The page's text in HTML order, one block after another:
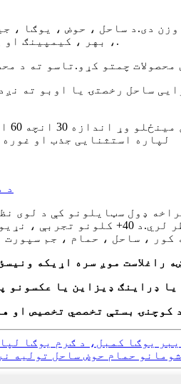
دی.د ساحل ، حوض ، یوګا ،
، بهر ، کیمپینګ او پیدل سفر لپاره مناسب.
ساحل رخصتۍ یا اوبو ته
د
لپاره استثنایی جذب او
فابریکه یو.له زړه راښکونکي او عصري څخه تر کلاسیک او آرامۍ پورې، لیه